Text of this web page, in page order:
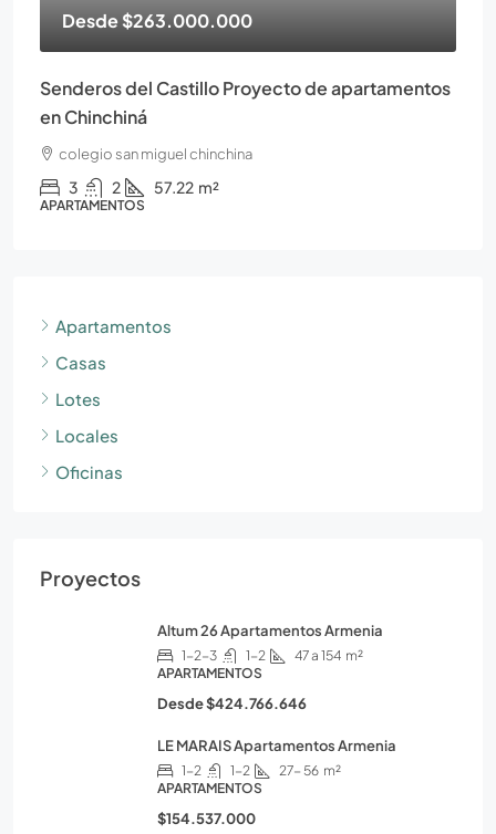
Desde$263.000.000
Senderos del Castillo Proyecto de apartamentos
en Chinchiná
colegio san miguel chinchina
3 2 57.22 m²
APARTAMENTOS
Apartamentos
Casas
Lotes
Locales
Oficinas
Proyectos
Altum 26 Apartamentos Armenia
1-2-3 1-2 47 a 154 m²
APARTAMENTOS
Desde$424.766.646
LE MARAIS Apartamentos Armenia
1-2 1-2 27- 56 m²
APARTAMENTOS
$154.537.000